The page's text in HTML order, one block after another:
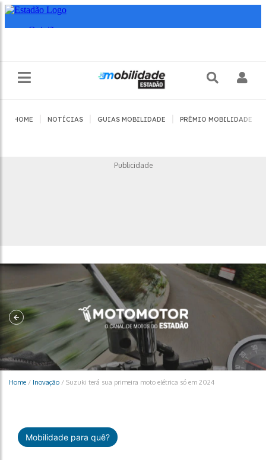
HOME NOTÍCIAS GUIAS MOBILIDADE PRÊMIO MOBILIDADE
Publicidade
Home / Inovação / Suzuki terá sua primeira moto elétrica só em 2024
Mobilidade para quê?